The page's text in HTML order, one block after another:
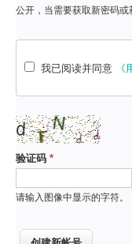
公开，当需要获取新密码或
我已阅读并同意 《
验证码 *
请输入图像中显示的字符。